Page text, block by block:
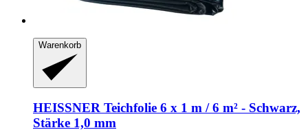
Warenkorb
HEISSNER Teichfolie 6 x 1 m / 6 m² -​ Schwarz,
Stärke 1,0 mm